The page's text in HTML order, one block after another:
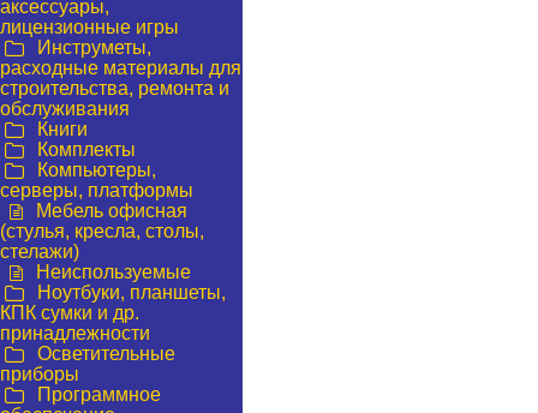
аксессуары,
лицензионные игры
Инструметы,
расходные материалы для
строительства, ремонта и
обслуживания
Книги
Комплекты
Компьютеры,
серверы, платформы
Мебель офисная
(стулья, кресла, столы,
стелажи)
Неиспользуемые
Ноутбуки, планшеты,
КПК сумки и др.
принадлежности
Осветительные
приборы
Программное